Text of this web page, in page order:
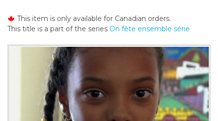
o
n
This item is only available for Canadian orders.
This title is a part of the series On fête ensemble série